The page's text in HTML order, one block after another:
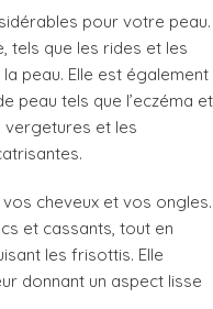
pour votre peau.
tels que les rides et les
peau. Elle est également
peau tels que l’eczéma et
vergetures et les
cheveux et vos ongles.
et cassants, tout en
les frisottis. Elle
donnant un aspect lisse